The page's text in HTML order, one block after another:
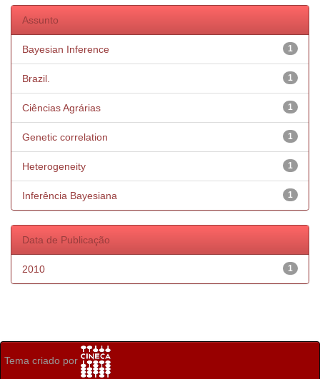
Assunto
1
Bayesian Inference
1
Brazil.
1
Ciências Agrárias
1
Genetic correlation
1
Heterogeneity
1
Inferência Bayesiana
Data de Publicação
1
2010
Tema criado por